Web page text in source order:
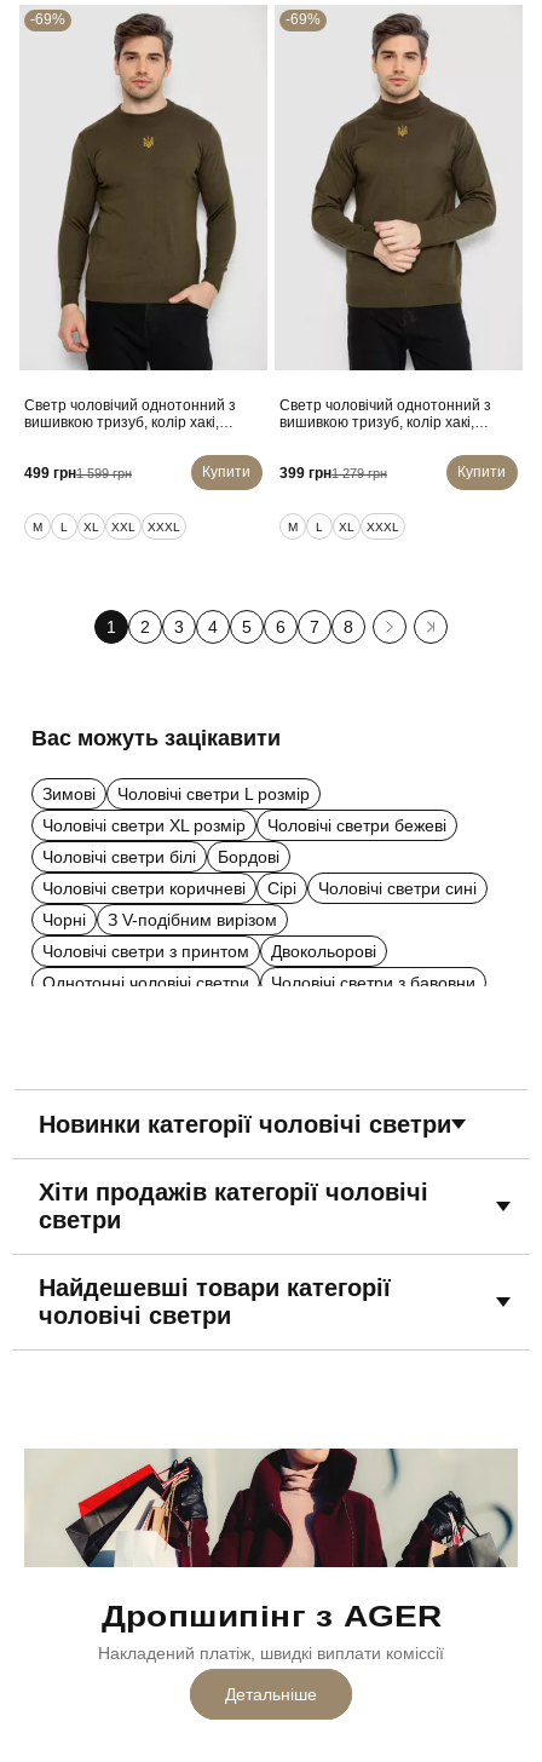
-69%
Светр чоловічий однотонний з
вишивкою тризуб, колір хакі,
499 грн1 599 грн Купити
M L XL XXL XXXL
-69%
Светр чоловічий однотонний з
вишивкою тризуб, колір хакі,
399 грн1 279 грн Купити
M L XL XXXL
1 2 3 4 5 6 7 8
Вас можуть зацікавити
Зимові
Чоловічі светри L розмір
Чоловічі светри XL розмір
Чоловічі светри бежеві
Чоловічі светри білі
Бордові
Чоловічі светри коричневі
Сірі
Чоловічі светри сині
Чорні
З V-подібним вирізом
Чоловічі светри з принтом
Двокольорові
Однотонні чоловічі светри
Чоловічі светри з бавовни
Новинки категорії чоловічі светри
Хіти продажів категорії чоловічі
светри
Найдешевші товари категорії
чоловічі светри
Дропшипінг з AGER
Накладений платіж, швидкі виплати коміссії
Детальніше